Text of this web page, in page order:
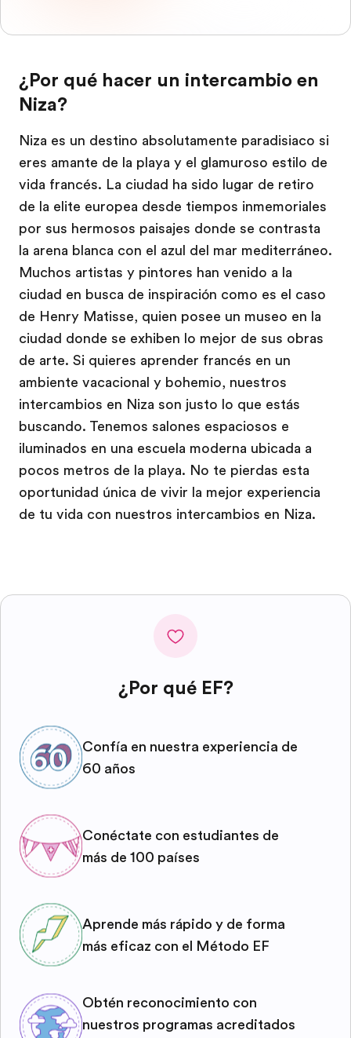
¿Por qué hacer un intercambio en
Niza?
Niza es un destino absolutamente paradisiaco si
eres amante de la playa y el glamuroso estilo de
vida francés. La ciudad ha sido lugar de retiro
de la elite europea desde tiempos inmemoriales
por sus hermosos paisajes donde se contrasta
la arena blanca con el azul del mar mediterráneo.
Muchos artistas y pintores han venido a la
ciudad en busca de inspiración como es el caso
de Henry Matisse, quien posee un museo en la
ciudad donde se exhiben lo mejor de sus obras
de arte. Si quieres aprender francés en un
ambiente vacacional y bohemio, nuestros
intercambios en Niza son justo lo que estás
buscando. Tenemos salones espaciosos e
iluminados en una escuela moderna ubicada a
pocos metros de la playa. No te pierdas esta
oportunidad única de vivir la mejor experiencia
de tu vida con nuestros intercambios en Niza.
¿Por qué EF?
Confía en nuestra experiencia de
60 años
Conéctate con estudiantes de
más de 100 países
Aprende más rápido y de forma
más eficaz con el Método EF
Obtén reconocimiento con
nuestros programas acreditados